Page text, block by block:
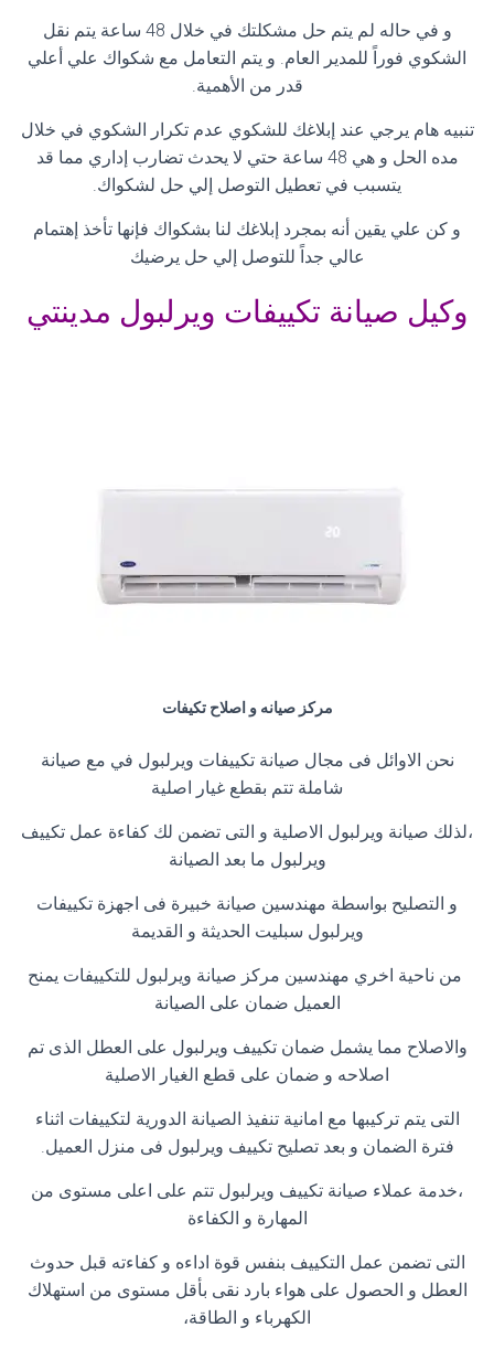
و في حاله لم يتم حل مشكلتك في خلال 48 ساعة يتم نقل
الشكوي فوراً للمدير العام. و يتم التعامل مع شكواك علي أعلي
قدر من الأهمية.
تنبيه هام يرجي عند إبلاغك للشكوي عدم تكرار الشكوي في خلال
مده الحل و هي 48 ساعة حتي لا يحدث تضارب إداري مما قد
يتسبب في تعطيل التوصل إلي حل لشكواك.
و كن علي يقين أنه بمجرد إبلاغك لنا بشكواك فإنها تأخذ إهتمام
عالي جداً للتوصل إلي حل يرضيك
وكيل صيانة تكييفات ويرلبول مدينتي
مركز صيانه و اصلاح تكيفات
نحن الاوائل فى مجال صيانة تكييفات ويرلبول في مع صيانة
شاملة تتم بقطع غيار اصلية
،لذلك صيانة ويرلبول الاصلية و التى تضمن لك كفاءة عمل تكييف
ويرلبول ما بعد الصيانة
و التصليح بواسطة مهندسين صيانة خبيرة فى اجهزة تكييفات
ويرلبول سبليت الحديثة و القديمة
من ناحية اخري مهندسين مركز صيانة ويرلبول للتكييفات يمنح
العميل ضمان على الصيانة
والاصلاح مما يشمل ضمان تكييف ويرلبول على العطل الذى تم
اصلاحه و ضمان على قطع الغيار الاصلية
التى يتم تركيبها مع امانية تنفيذ الصيانة الدورية لتكييفات اثناء
فترة الضمان و بعد تصليح تكييف ويرلبول فى منزل العميل.
،خدمة عملاء صيانة تكييف ويرلبول تتم على اعلى مستوى من
المهارة و الكفاءة
التى تضمن عمل التكييف بنفس قوة اداءه و كفاءته قبل حدوث
العطل و الحصول على هواء بارد نقى بأقل مستوى من استهلاك
الكهرباء و الطاقة،